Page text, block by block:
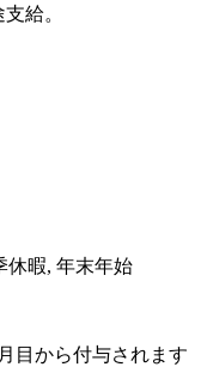
給。
休暇, 年末年始
目から付与されます